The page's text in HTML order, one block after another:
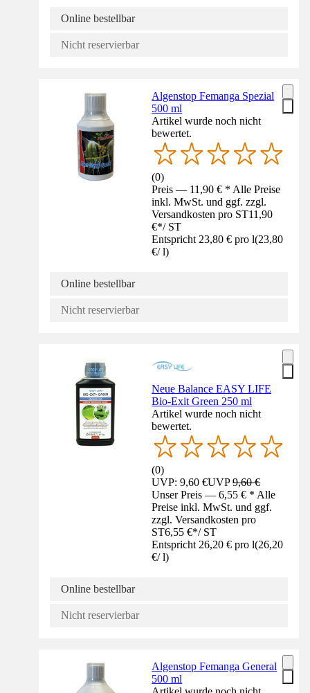
Online bestellbar
Nicht reservierbar
Algenstop Femanga Spezial
500 ml
Artikel wurde noch nicht
bewertet.
(0)
Preis — 11,90 € * Alle Preise
inkl. MwSt. und ggf. zzgl.
Versandkosten pro ST11,90
€*/ ST
Entspricht 23,80 € pro l(23,80
€/ l)
Online bestellbar
Nicht reservierbar
Neue Balance EASY LIFE
Bio-Exit Green 250 ml
Artikel wurde noch nicht
bewertet.
(0)
UVP: 9,60 €UVP9,60 €
Unser Preis — 6,55 € * Alle
Preise inkl. MwSt. und ggf.
zzgl. Versandkosten pro
ST6,55 €*/ ST
Entspricht 26,20 € pro l(26,20
€/ l)
Online bestellbar
Nicht reservierbar
Algenstop Femanga General
500 ml